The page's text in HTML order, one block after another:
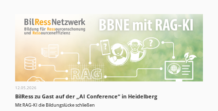
12.05.2026
BilRess zu Gast auf der „AI Conference“ in Heidelberg
Mit RAG-KI die Bildungslücke schließen